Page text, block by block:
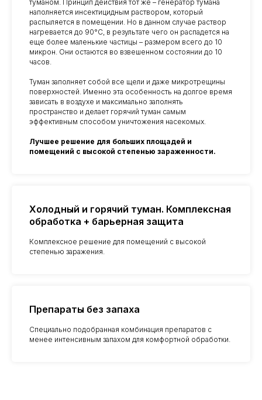
туманом. Принцип действия тот же – генератор тумана
наполняется инсектицидным раствором, который
распыляется в помещении. Но в данном случае раствор
нагревается до 90°C, в результате чего он распадется на
еще более маленькие частицы – размером всего до 10
микрон. Они остаются во взвешенном состоянии до 10
часов.
Туман заполняет собой все щели и даже микротрещины
поверхностей. Именно эта особенность на долгое время
зависать в воздухе и максимально заполнять
пространство и делает горячий туман самым
эффективным способом уничтожения насекомых.
Лучшее решение для больших площадей и
помещений с высокой степенью зараженности.
Холодный и горячий туман. Комплексная
обработка + барьерная защита
Комплексное решение для помещений с высокой
степенью заражения.
Препараты без запаха
Специально подобранная комбинация препаратов с
менее интенсивным запахом для комфортной обработки.